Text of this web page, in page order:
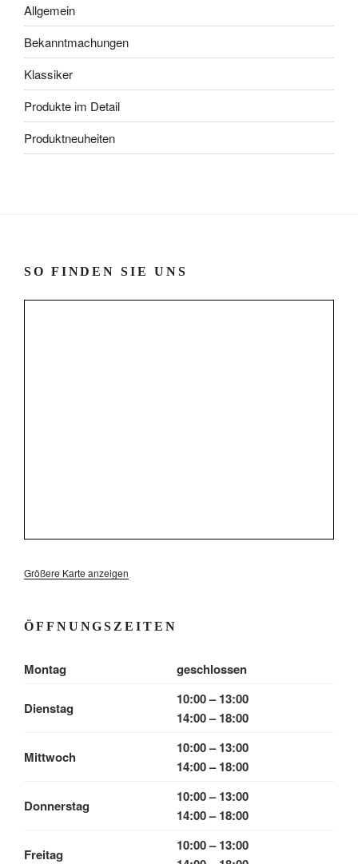
Allgemein
Bekanntmachungen
Klassiker
Produkte im Detail
Produktneuheiten
SO FINDEN SIE UNS
Größere Karte anzeigen
ÖFFNUNGSZEITEN
Montag geschlossen
Dienstag
10:00 – 13:00
14:00 – 18:00
Mittwoch
10:00 – 13:00
14:00 – 18:00
Donnerstag
10:00 – 13:00
14:00 – 18:00
Freitag
10:00 – 13:00